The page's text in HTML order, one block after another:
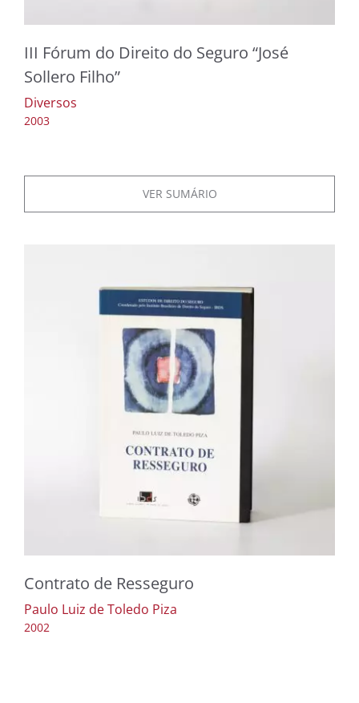
III Fórum do Direito do Seguro “José
Sollero Filho”
Diversos
2003
VER SUMÁRIO
Contrato de Resseguro
Paulo Luiz de Toledo Piza
2002